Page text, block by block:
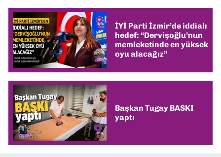
İYİ Parti İzmir’de iddialı
hedef: “Dervişoğlu’nun
memleketinde en yüksek
oyu alacağız”
Başkan Tugay BASKI
yaptı